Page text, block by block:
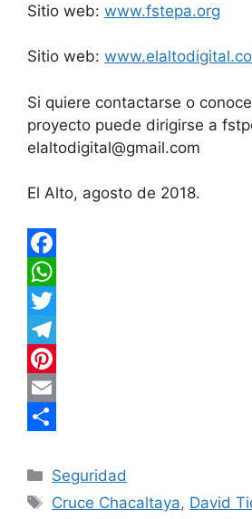
Sitio web: www.fstepa.org
Sitio web:
Si quiere contactarse o
proyecto puede dirigirse a
elaltodigital@gmail.com
El Alto, agosto de 2018.
F
a
c
e
b
o
k
W
h
a
t
s
p
p
T
w
e
r
T
e
g
r
P
t
e
E
a
i
o
m
Categorías
Seguridad
Etiquetas
Cruce Chacaltaya, David